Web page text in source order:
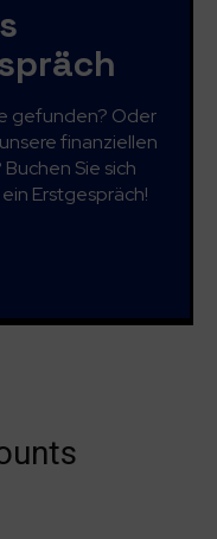
gefunden? Oder
finanziellen
Sie sich
Erstgespräch!